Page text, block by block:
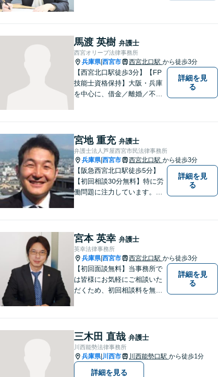
神戸・西宮・尼崎・芦屋でお
困りの女性はぜひご相談くだ
さい。【完全個室・お子様も
歓迎】
馬渡 英樹 弁護士
西宮オリーブ法律事務所
兵庫県|西宮市 西宮北口駅 から徒歩3分
【西宮北口駅徒歩3分】【FP
技能士資格保持】大阪・兵庫
を中心に、借金／離婚／不動
丁寧な対応、アドバイスをさ
せていただきます。
詳細を見
る
宮地 重充 弁護士
弁護士法人芦屋西宮市民法律事務所
兵庫県|西宮市 西宮北口駅 から徒歩3分
【阪急西宮北口駅徒歩5分】
【初回相談30分無料】特に労
働問題に注力しています。残
民事事件，家事事件，刑事事
件も幅広く取り扱っておりま
す。
詳細を見
る
宮本 英幸 弁護士
英幸法律事務所
兵庫県|西宮市 西宮北口駅 から徒歩3分
【初回面談無料】当事務所で
は皆様にお気軽にご相談いた
だくため、初回相談料を無料
女問題／建築問題など、貴方
にとって最善の解決に向けて
尽力します。【当日／夜間対
応可】
詳細を見
る
三木田 直哉 弁護士
川西能勢法律事務所
兵庫県| 川西市 川西能勢口駅 から徒歩1分
詳細を見る